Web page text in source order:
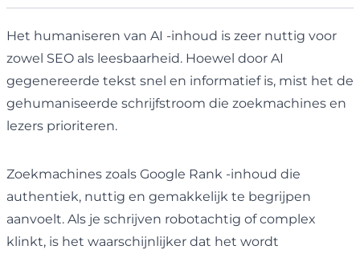
Het humaniseren van AI -inhoud is zeer nuttig voor
zowel SEO als leesbaarheid. Hoewel door AI
gegenereerde tekst snel en informatief is, mist het de
gehumaniseerde schrijfstroom die zoekmachines en
lezers prioriteren.
Zoekmachines zoals Google Rank -inhoud die
authentiek, nuttig en gemakkelijk te begrijpen
aanvoelt. Als je schrijven robotachtig of complex
klinkt, is het waarschijnlijker dat het wordt